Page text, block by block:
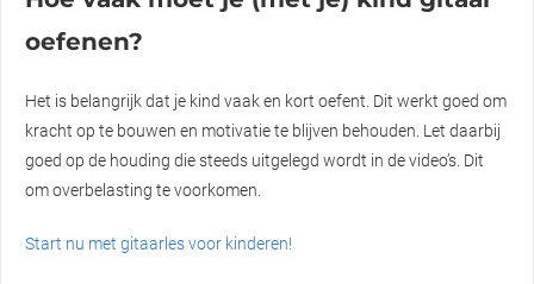
oefenen?
Het is belangrijk dat je kind vaak en kort oefent. Dit werkt goed om
kracht op te bouwen en motivatie te blijven behouden. Let daarbij
goed op de houding die steeds uitgelegd wordt in de video’s. Dit
om overbelasting te voorkomen.
Start nu met gitaarles voor kinderen!